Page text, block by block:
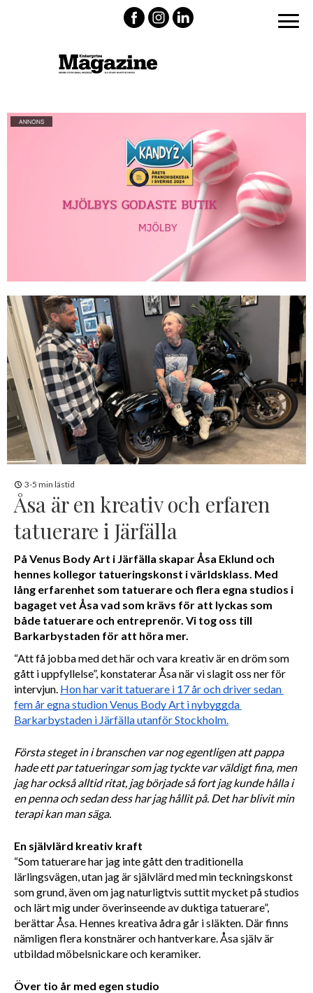
3-5 min lästid
Åsa är en kreativ och erfaren
tatuerare i Järfälla
På Venus Body Art i Järfälla skapar Åsa Eklund och
hennes kollegor tatueringskonst i världsklass. Med
lång erfarenhet som tatuerare och flera egna studios i
bagaget vet Åsa vad som krävs för att lyckas som
både tatuerare och entreprenör. Vi tog oss till
Barkarbystaden för att höra mer.
“Att få jobba med det här och vara kreativ är en dröm som
gått i uppfyllelse”, konstaterar Åsa när vi slagit oss ner för
intervjun. Hon har varit tatuerare i 17 år och driver sedan
fem år egna studion Venus Body Art i nybyggda
Barkarbystaden i Järfälla utanför Stockholm.
Första steget in i branschen var nog egentligen att pappa
hade ett par tatueringar som jag tyckte var väldigt fina, men
jag har också alltid ritat, jag började så fort jag kunde hålla i
en penna och sedan dess har jag hållit på. Det har blivit min
terapi kan man säga.
En självlärd kreativ kraft
“Som tatuerare har jag inte gått den traditionella
lärlingsvägen, utan jag är självlärd med min teckningskonst
som grund, även om jag naturligtvis suttit mycket på studios
och lärt mig under överinseende av duktiga tatuerare”,
berättar Åsa. Hennes kreativa ådra går i släkten. Där finns
nämligen flera konstnärer och hantverkare. Åsa själv är
utbildad möbelsnickare och keramiker.
Över tio år med egen studio